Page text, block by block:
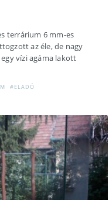
terrárium 6 mm-es
az éle, de nagy
vízi agáma lakott
#ELADÓ